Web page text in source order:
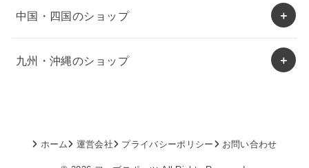
中国・四国のショップ
九州・沖縄のショップ
ホーム 運営会社 プライバシーポリシー お問い合わせ